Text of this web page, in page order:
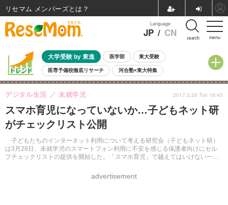
menu
Language
JP / CN search
大学受験 by 東進 医学部 東大受験
医専予備校徹底リサーチ 河合塾×東大特集
親子で考える大学選び 高校受験 中学受験 小学校受験
共通テスト 夏休み 8月開催学校説明会・相談会
8月開催イベント・WS 全国公立高校 過去問 人気記事
自由研究教材（小学生向け） 自由研究教材（中学生向け）
スマホ育児になっていないか…子どもネット研
がチェックリスト公開
子どもたちのインターネット利用について考える研究会（子どもネット研）
は3月28日、未就学児のスマートフォン利用に不安を感じる保護者向けにセル
フチェックリストの提供を開始した。「スマホ育児」で越えてはいけない一線
デジタル生活 未就学児
advertisement
2017.3.28 Tue 18:45
リセマム メンバーズ